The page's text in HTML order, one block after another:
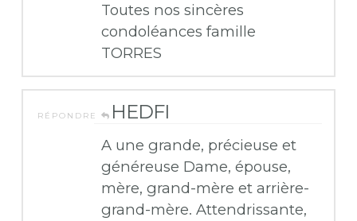
Toutes nos sincères
condoléances famille
TORRES
RÉPONDRE HEDFI
A une grande, précieuse et
généreuse Dame, épouse,
mère, grand-mère et arrière-
grand-mère. Attendrissante,